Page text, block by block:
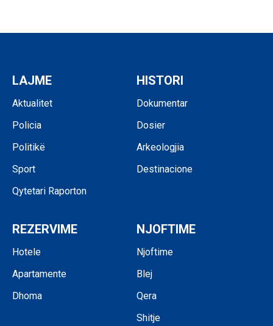
LAJME
Aktualitet
Policia
Politikë
Sport
Qytetari Raporton
HISTORI
Dokumentar
Dosier
Arkeologjia
Destinacione
REZERVIME
Hotele
Apartamente
Dhoma
NJOFTIME
Njoftime
Blej
Qera
Shitje